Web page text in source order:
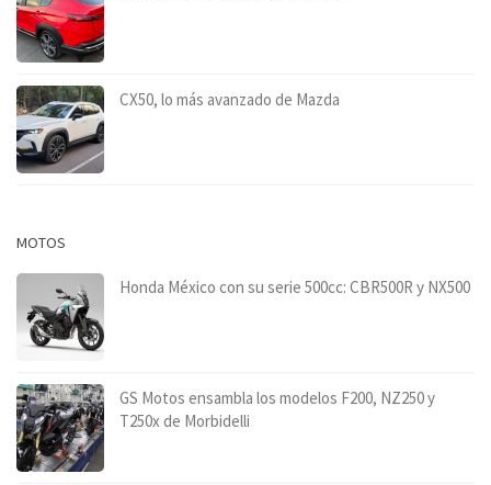
CX50, lo más avanzado de Mazda
MOTOS
Honda México con su serie 500cc: CBR500R y NX500
GS Motos ensambla los modelos F200, NZ250 y
T250x de Morbidelli